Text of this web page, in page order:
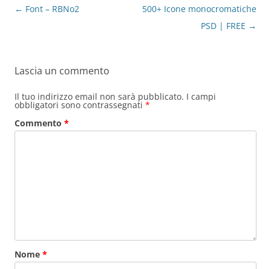
Navigazione
articolo
← Font – RBNo2
500+ Icone monocromatiche
PSD | FREE →
Lascia un commento
Il tuo indirizzo email non sarà pubblicato. I campi
obbligatori sono contrassegnati *
Commento *
Nome *